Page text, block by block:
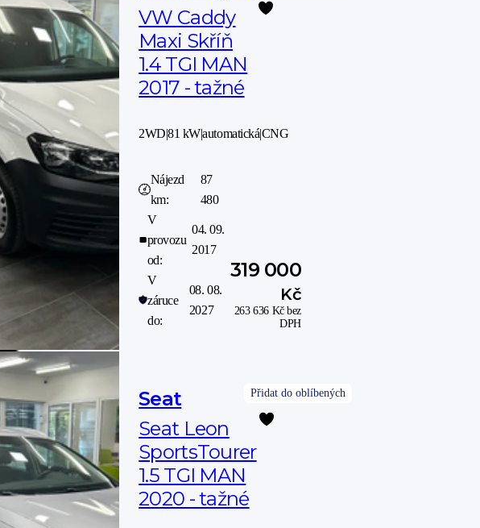
VW Caddy
Maxi Skříň
1.4 TGI MAN
2017 - tažné
2WD|81 kW|automatická|CNG
Nájezd
km:
87
480
V
provozu
od:
04. 09.
2017
V
záruce
do:
08. 08.
2027
319 000
Kč
263 636Kčbez
DPH
Seat
Seat Leon
SportsTourer
1.5 TGI MAN
2020 - tažné